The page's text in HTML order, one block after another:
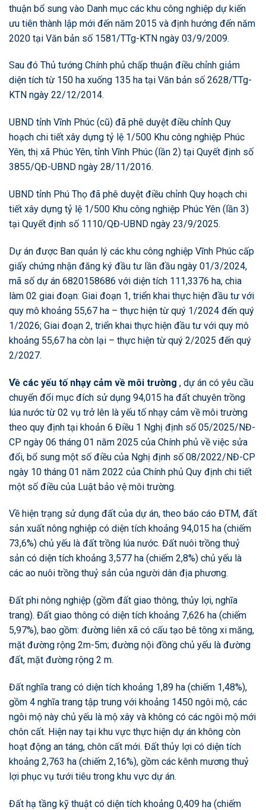
thuận bổ sung vào Danh mục các khu công nghiệp dự kiến
ưu tiên thành lập mới đến năm 2015 và định hướng đến năm
2020 tại Văn bản số 1581/TTg-KTN ngày 03/9/2009.
Sau đó Thủ tướng Chính phủ chấp thuận điều chỉnh giảm
diện tích từ 150 ha xuống 135 ha tại Văn bản số 2628/TTg-
KTN ngày 22/12/2014.
UBND tỉnh Vĩnh Phúc (cũ) đã phê duyệt điều chỉnh Quy
hoạch chi tiết xây dựng tỷ lệ 1/500 Khu công nghiệp Phúc
Yên, thị xã Phúc Yên, tỉnh Vĩnh Phúc (lần 2) tại Quyết định số
3855/QĐ-UBND ngày 28/11/2016.
UBND tỉnh Phú Thọ đã phê duyệt điều chỉnh Quy hoạch chi
tiết xây dựng tỷ lệ 1/500 Khu công nghiệp Phúc Yên (lần 3)
tại Quyết định số 1110/QĐ-UBND ngày 23/9/2025.
Dự án được Ban quản lý các khu công nghiệp Vĩnh Phúc cấp
giấy chứng nhận đăng ký đầu tư lần đầu ngày 01/3/2024,
mã số dự án 6820158686 với diện tích 111,3376 ha, chia
làm 02 giai đoạn: Giai đoạn 1, triển khai thực hiện đầu tư với
quy mô khoảng 55,67 ha – thực hiện từ quý 1/2024 đến quý
1/2026; Giai đoạn 2, triển khai thực hiện đầu tư với quy mô
khoảng 55,67 ha còn lại – thực hiện từ quý 2/2025 đến quý
2/2027.
Về các yếu tố nhạy cảm về môi trường , dự án có yêu cầu
chuyển đổi mục đích sử dụng 94,015 ha đất chuyên trồng
lúa nước từ 02 vụ trở lên là yếu tố nhạy cảm về môi trường
theo quy định tại khoản 6 Điều 1 Nghị định số 05/2025/NĐ-
CP ngày 06 tháng 01 năm 2025 của Chính phủ về việc sửa
đổi, bổ sung một số điều của Nghị định số 08/2022/NĐ-CP
ngày 10 tháng 01 năm 2022 của Chính phủ Quy định chi tiết
một số điều của Luật bảo vệ môi trường.
Về hiện trạng sử dụng đất của dự án, theo báo cáo ĐTM, đất
sản xuất nông nghiệp có diện tích khoảng 94,015 ha (chiếm
73,6%) chủ yếu là đất trồng lúa nước. Đất nuôi trồng thuỷ
sản có diện tích khoảng 3,577 ha (chiếm 2,8%) chủ yếu là
các ao nuôi trồng thuỷ sản của người dân địa phương.
Đất phi nông nghiệp (gồm đất giao thông, thủy lợi, nghĩa
trang). Đất giao thông có diện tích khoảng 7,626 ha (chiếm
5,97%), bao gồm: đường liên xã có cấu tạo bê tông xi măng,
mặt đường rộng 2m-5m; đường nội đồng chủ yếu là đường
đất, mặt đường rộng 2 m.
Đất nghĩa trang có diện tích khoảng 1,89 ha (chiếm 1,48%),
gồm 4 nghĩa trang tập trung với khoảng 1450 ngôi mộ, các
ngôi mộ này chủ yếu là mộ xây và không có các ngôi mộ mới
chôn cất. Hiện nay tại khu vực thực hiện dự án không còn
hoạt động an táng, chôn cất mới. Đất thủy lợi có diện tích
khoảng 2,763 ha (chiếm 2,16%), gồm các kênh mương thuỷ
lợi phục vụ tưới tiêu trong khu vực dự án.
Đất hạ tầng kỹ thuật có diện tích khoảng 0,409 ha (chiếm